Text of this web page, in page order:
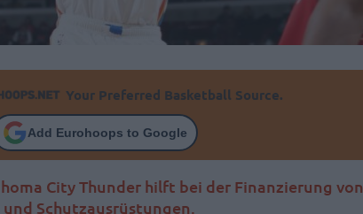
Your Preferred Basketball Source.
Add Eurohoops to Google
City Thunder hilft bei der Finanzierung von
Schutzausrüstungen.